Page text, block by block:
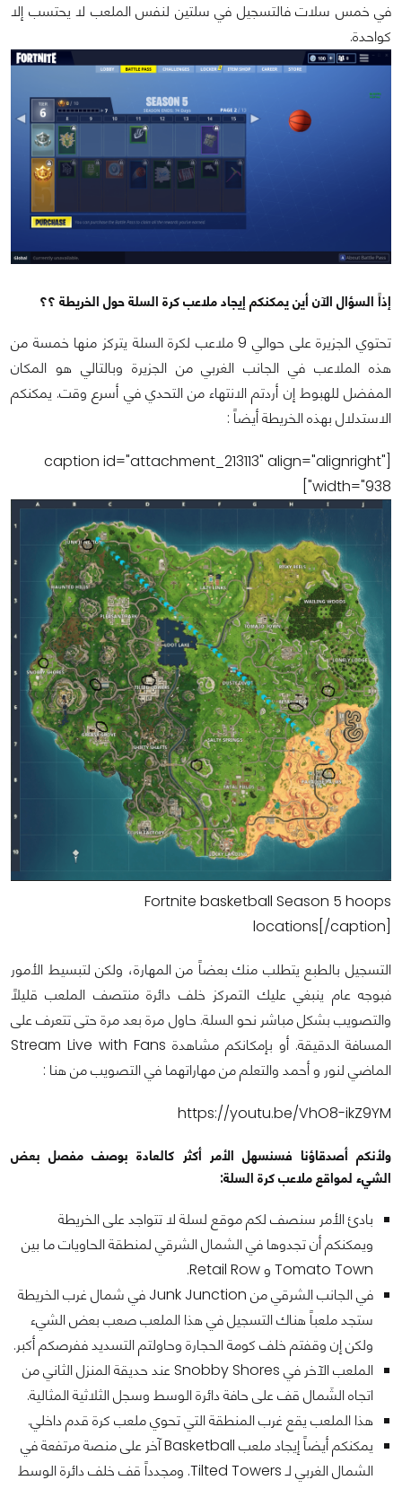
في خمس سلات فالتسجيل في سلتين لنفس الملعب لا يحتسب إلا
كواحدة.
إذاً السؤال الآن أين يمكنكم إيجاد ملاعب كرة السلة حول الخريطة ؟؟
تحتوي الجزيرة على حوالي 9 ملاعب لكرة السلة يتركز منها خمسة من
هذه الملاعب في الجانب الغربي من الجزيرة وبالتالي هو المكان
المفضل للهبوط إن أردتم الانتهاء من التحدي في أسرع وقت. يمكنكم
الاستدلال بهذه الخريطة أيضاً :
[caption id="attachment_213113" align="alignright"
width="938"]
Fortnite basketball Season 5 hoops
locations[/caption]
التسجيل بالطبع يتطلب منك بعضاً من المهارة، ولكن لتبسيط الأمور
فبوجه عام ينبغي عليك التمركز خلف دائرة منتصف الملعب قليلاً
والتصويب بشكل مباشر نحو السلة. حاول مرة بعد مرة حتى تتعرف على
المسافة الدقيقة. أو بإمكانكم مشاهدة Stream Live with Fans
الماضي لنور و أحمد والتعلم من مهاراتهما في التصويب من هنا :
https://youtu.be/VhO8-ikZ9YM
ولأنكم أصدقاؤنا فسنسهل الأمر أكثر كالعادة بوصف مفصل بعض
الشيء لمواقع ملاعب كرة السلة:
بادئ الأمر سنصف لكم موقع لسلة لا تتواجد على الخريطة
ويمكنكم أن تجدوها في الشمال الشرقي لمنطقة الحاويات ما بين
Tomato Town و Retail Row.
في الجانب الشرقي من Junk Junction في شمال غرب الخريطة
ستجد ملعباً هناك التسجيل في هذا الملعب صعب بعض الشيء
ولكن إن وقفتم خلف كومة الحجارة وحاولتم التسديد ففرصكم أكبر.
الملعب الآخر في Snobby Shores عند حديقة المنزل الثاني من
اتجاه الشَمال قف على حافة دائرة الوسط وسجل الثلاثية المثالية.
هذا الملعب يقع غرب المنطقة التي تحوي ملعب كرة قدم داخلي.
يمكنكم أيضاً إيجاد ملعب Basketball آخر على منصة مرتفعة في
الشمال الغربي لـ Tilted Towers. ومجدداً قف خلف دائرة الوسط